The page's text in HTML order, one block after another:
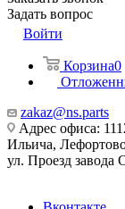
Задать вопрос
Войти
Корзина0
zakaz@ns.parts
Адрес офиса:
Ильича,
ул. Проезд завода